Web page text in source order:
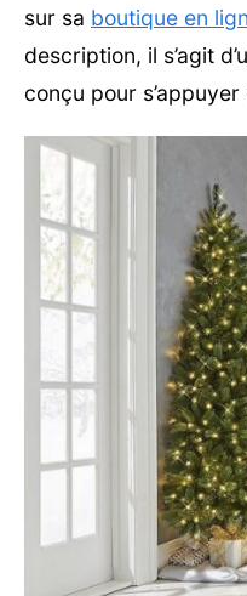
sur sa boutique en
description, il s’agit
conçu pour